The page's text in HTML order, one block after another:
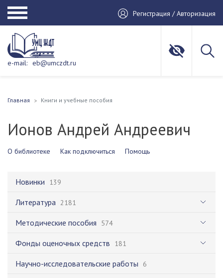
Регистрация / Авторизация
e-mail: eb@umczdt.ru
Главная Книги и учебные пособия
Ионов Андрей Андреевич
О библиотеке Как подключиться Помощь
Новинки 139
Литература 2181
Методические пособия 574
Фонды оценочных средств 181
Научно-исследовательские работы 6